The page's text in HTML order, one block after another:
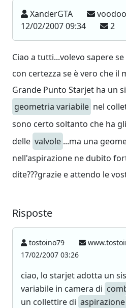
XanderGTA
12/02/2007 09:34
2
Ciao a tutti...volevo sapere
con certezza se è vero che il
Grande Punto Starjet ha un
geometria variabile nel
sono certo soltanto che ha
delle valvole ...ma una
nell'aspirazione ne dubito
dite???grazie e attendo le
Risposte
tostoino79
17/02/2007 03:26
ciao, lo starjet adotta un
variabile in camera di
un collettire di aspirazione